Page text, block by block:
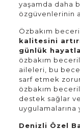
yaşamda daha
özgüvenlerinin
Özbakım
kalitesini
günlük
özbakım
aileleri, bu
sarf etmek
özbakım
destek sağlar
uygulamalarına
Denizli Özel